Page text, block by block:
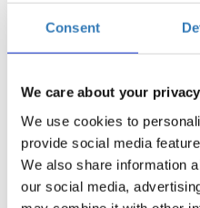
Consent
We care about your privacy
We use cookies to
provide social media
We also share information
our social media,
Ξενοδοχείο Μεγάλη
κέντρου της Αθήνας, που
μια βαθύτερη κατανόηση
πρόσφατη ιστορική της